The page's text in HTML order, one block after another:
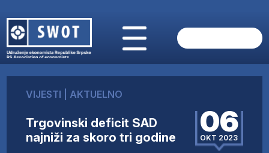
O NAMA
AKTUELNO
ANALIZE
VIJESTI AKTUELNO
Trgovinski deficit SAD
najniži za skoro tri godine
06
OKT 2023